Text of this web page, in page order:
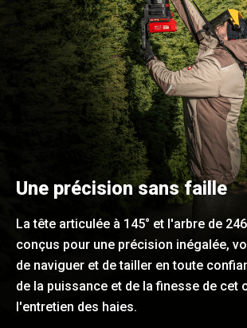
Une précision sans faille
La tête articulée à 145° et l'arbre de
conçus pour une précision inégalée,
de naviguer et de tailler en toute
de la puissance et de la finesse de cet
l'entretien des haies.